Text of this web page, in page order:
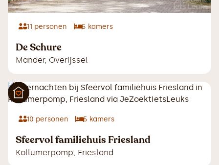
11 personen 5 kamers
De Schure
Mander, Overijssel
10 personen 5 kamers
Sfeervol familiehuis Friesland
Kollumerpomp Friesland